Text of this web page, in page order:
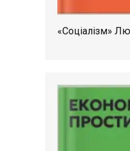
«Соціалізм»